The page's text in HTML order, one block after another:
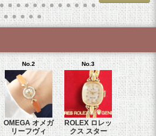
No.2
OMEGA オメガ
リーフヴィ
No.3
ROLEX ロレッ
クス スター
No.4
ROLEX
クス